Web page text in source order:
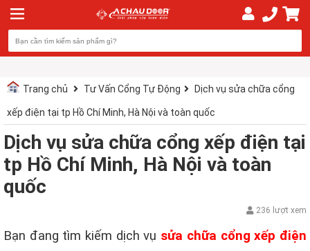
Trang chủ Tư Vấn Cổng Tự Động Dịch vụ sửa chữa cổng
xếp điện tại tp Hồ Chí Minh, Hà Nội và toàn quốc
Dịch vụ sửa chữa cổng xếp điện tại
tp Hồ Chí Minh, Hà Nội và toàn
quốc
236 lượt xem
Bạn đang tìm kiếm dịch vụ sửa chữa cổng xếp điện